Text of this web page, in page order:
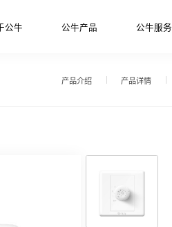
公牛 公牛产品 公牛服务
产品介绍 产品详情